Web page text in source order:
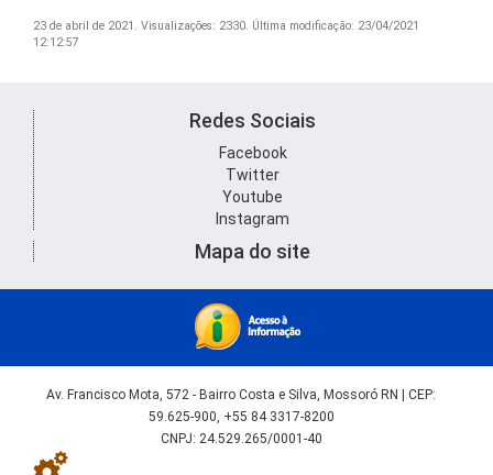
23 de abril de 2021. Visualizações: 2330. Última modificação: 23/04/2021
12:12:57
Redes Sociais
Facebook
Twitter
Youtube
Instagram
Mapa do site
Av. Francisco Mota, 572 - Bairro Costa e Silva, Mossoró RN | CEP:
59.625-900, +55 84 3317-8200
CNPJ: 24.529.265/0001-40